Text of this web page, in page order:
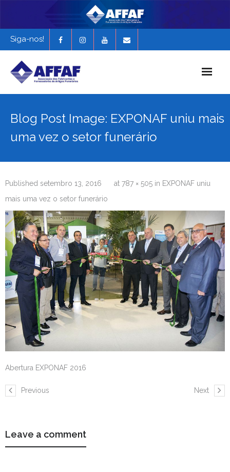
Siga-nos!
História da AFFAF
EXPONAF 2027
Blog Post Image: EXPONAF uniu mais
uma vez o setor funerário
Published setembro 13, 2016 at 787 × 505 in EXPONAF uniu
mais uma vez o setor funerário
Abertura EXPONAF 2016
Previous Next
Leave a comment